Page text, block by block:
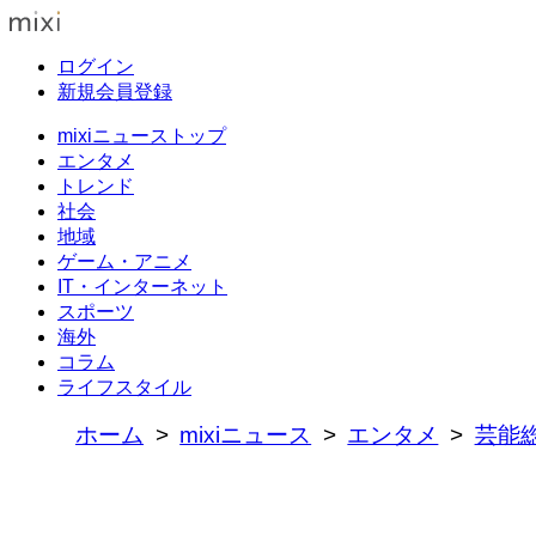
ログイン
新規会員登録
mixiニューストップ
エンタメ
トレンド
社会
地域
ゲーム・アニメ
IT・インターネット
スポーツ
海外
コラム
ライフスタイル
ホーム mixiニュース エンタメ 芸能